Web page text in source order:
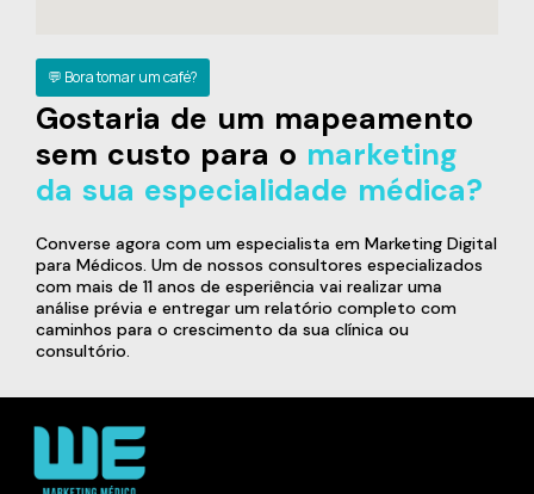
💬 Bora tomar um café?
Gostaria de um mapeamento
sem custo para o marketing
da sua especialidade médica?
Converse agora com um especialista em Marketing Digital
para Médicos. Um de nossos consultores especializados
com mais de 11 anos de esperiência vai realizar uma
análise prévia e entregar um relatório completo com
caminhos para o crescimento da sua clínica ou
consultório.